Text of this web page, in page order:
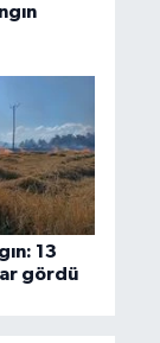
13
gördü